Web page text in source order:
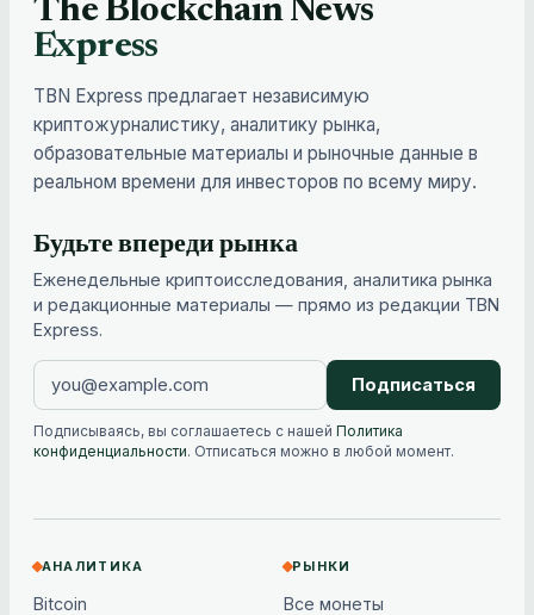
The Blockchain News
Express
TBN Express предлагает независимую
криптожурналистику, аналитику рынка,
образовательные материалы и рыночные данные в
реальном времени для инвесторов по всему миру.
Будьте впереди рынка
Еженедельные криптоисследования, аналитика рынка
и редакционные материалы — прямо из редакции TBN
Express.
Подписаться
Подписываясь, вы соглашаетесь с нашей Политика
конфиденциальности. Отписаться можно в любой момент.
АНАЛИТИКА
Bitcoin
РЫНКИ
Все монеты